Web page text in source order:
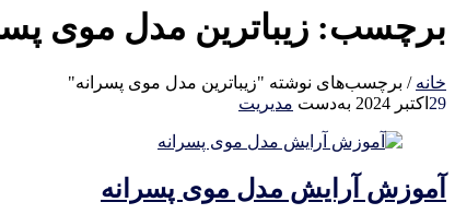
برچسب: زیباترین مدل موی
خانه / برچسب‌های نوشته "زیباترین مدل موی پسرانه"
29 اکتبر 2024 به‌دست مدیریت
آموزش آرایش مدل موی پسرانه